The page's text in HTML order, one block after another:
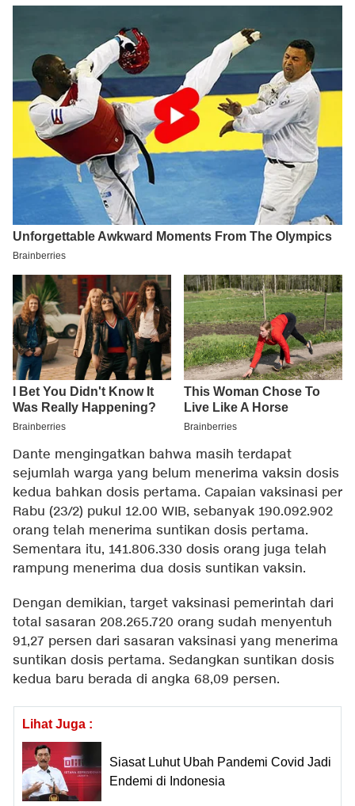
Dante mengingatkan bahwa masih terdapat
sejumlah warga yang belum menerima vaksin dosis
kedua bahkan dosis pertama. Capaian vaksinasi per
Rabu (23/2) pukul 12.00 WIB, sebanyak 190.092.902
orang telah menerima suntikan dosis pertama.
Sementara itu, 141.806.330 dosis orang juga telah
rampung menerima dua dosis suntikan vaksin.
Dengan demikian, target vaksinasi pemerintah dari
total sasaran 208.265.720 orang sudah menyentuh
91,27 persen dari sasaran vaksinasi yang menerima
suntikan dosis pertama. Sedangkan suntikan dosis
kedua baru berada di angka 68,09 persen.
Lihat Juga :
Siasat Luhut Ubah Pandemi Covid Jadi
Endemi di Indonesia